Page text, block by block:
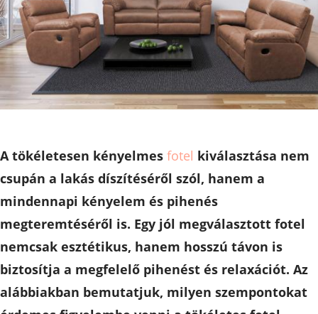
A tökéletesen kényelmes fotel kiválasztása nem
csupán a lakás díszítéséről szól, hanem a
mindennapi kényelem és pihenés
megteremtéséről is. Egy jól megválasztott fotel
nemcsak esztétikus, hanem hosszú távon is
biztosítja a megfelelő pihenést és relaxációt. Az
alábbiakban bemutatjuk, milyen szempontokat